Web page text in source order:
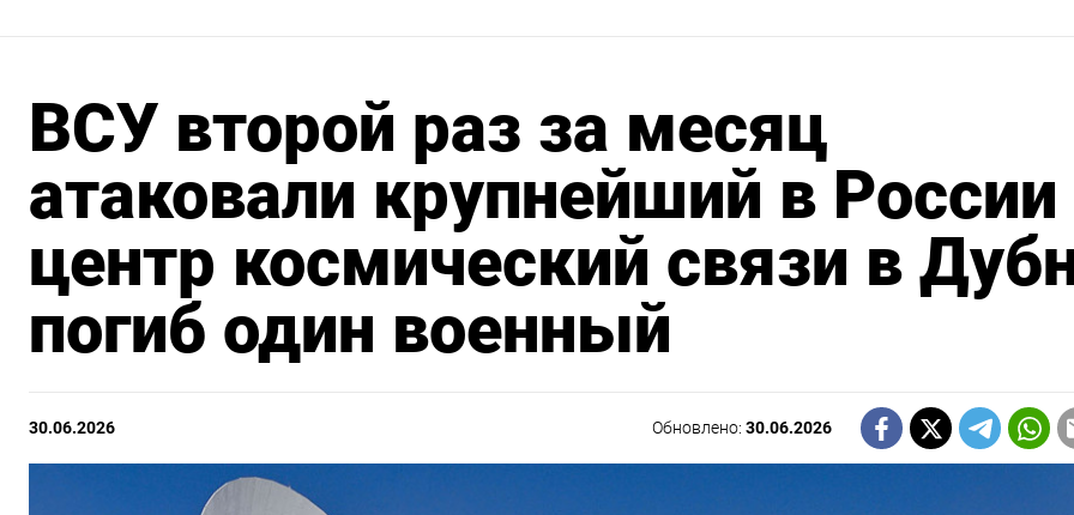
ВСУ второй раз за месяц
атаковали крупнейший в России
центр космический связи в
погиб один военный
30.06.2026 Обновлено:30.06.2026